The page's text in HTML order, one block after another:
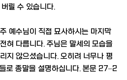
릴 수 있습니다.
예수님이 직접 묘사하시는 마지막
혀 다릅니다. 주님은 말세의 모습을
지 않으셨습니다. 오히려 너무나 평
로 종말을 설명하십니다. 본문 27–2